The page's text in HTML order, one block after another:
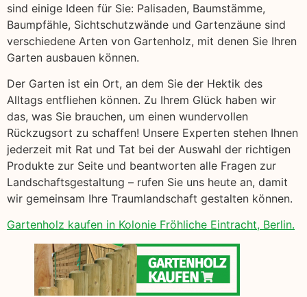
sind einige Ideen für Sie: Palisaden, Baumstämme,
Baumpfähle, Sichtschutzwände und Gartenzäune sind
verschiedene Arten von Gartenholz, mit denen Sie Ihren
Garten ausbauen können.
Der Garten ist ein Ort, an dem Sie der Hektik des
Alltags entfliehen können. Zu Ihrem Glück haben wir
das, was Sie brauchen, um einen wundervollen
Rückzugsort zu schaffen! Unsere Experten stehen Ihnen
jederzeit mit Rat und Tat bei der Auswahl der richtigen
Produkte zur Seite und beantworten alle Fragen zur
Landschaftsgestaltung – rufen Sie uns heute an, damit
wir gemeinsam Ihre Traumlandschaft gestalten können.
Gartenholz kaufen in Kolonie Fröhliche Eintracht, Berlin.